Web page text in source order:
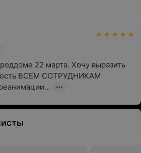
22 марта. Хочу выразить
ВСЕМ СОТРУДНИКАМ